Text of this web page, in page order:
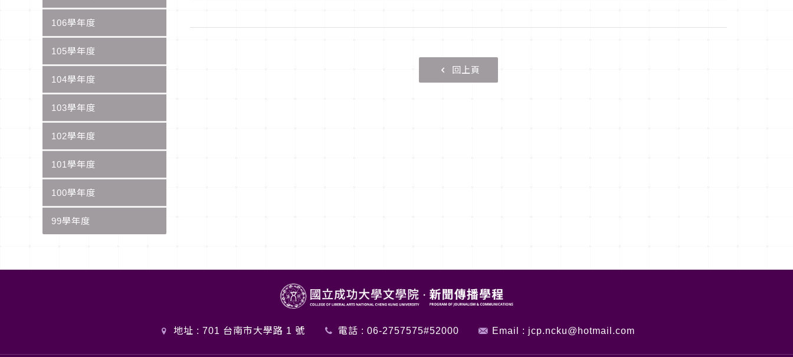
106學年度
105學年度
104學年度
103學年度
102學年度
101學年度
100學年度
99學年度
回上頁
地址 : 701 台南市大學路 1 號 電話 : 06-2757575#52000 Email : jcp.ncku@hotmail.com